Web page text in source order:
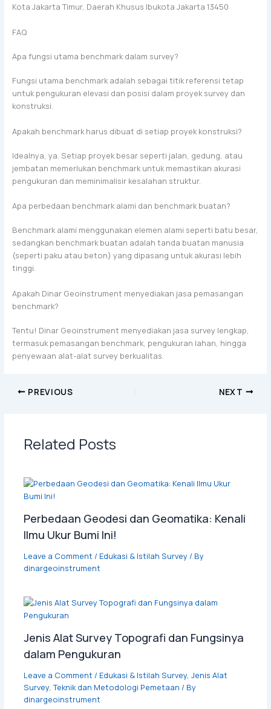
Kota Jakarta Timur, Daerah Khusus Ibukota Jakarta 13450
FAQ
Apa fungsi utama benchmark dalam survey?
Fungsi utama benchmark adalah sebagai titik referensi tetap
untuk pengukuran elevasi dan posisi dalam proyek survey dan
konstruksi.
Apakah benchmark harus dibuat di setiap proyek konstruksi?
Idealnya, ya. Setiap proyek besar seperti jalan, gedung, atau
jembatan memerlukan benchmark untuk memastikan akurasi
pengukuran dan meminimalisir kesalahan struktur.
Apa perbedaan benchmark alami dan benchmark buatan?
Benchmark alami menggunakan elemen alami seperti batu besar,
sedangkan benchmark buatan adalah tanda buatan manusia
(seperti paku atau beton) yang dipasang untuk akurasi lebih
tinggi.
Apakah Dinar Geoinstrument menyediakan jasa pemasangan
benchmark?
Tentu! Dinar Geoinstrument menyediakan jasa survey lengkap,
termasuk pemasangan benchmark, pengukuran lahan, hingga
penyewaan alat-alat survey berkualitas.
PREVIOUS NEXT
Related Posts
Perbedaan Geodesi dan Geomatika: Kenali
Ilmu Ukur Bumi Ini!
Leave a Comment / Edukasi & Istilah Survey/ By
dinargeoinstrument
Jenis Alat Survey Topografi dan Fungsinya
dalam Pengukuran
Leave a Comment/ Edukasi & Istilah Survey, Jenis Alat
Survey,Teknik dan Metodologi Pemetaan / By
dinargeoinstrument